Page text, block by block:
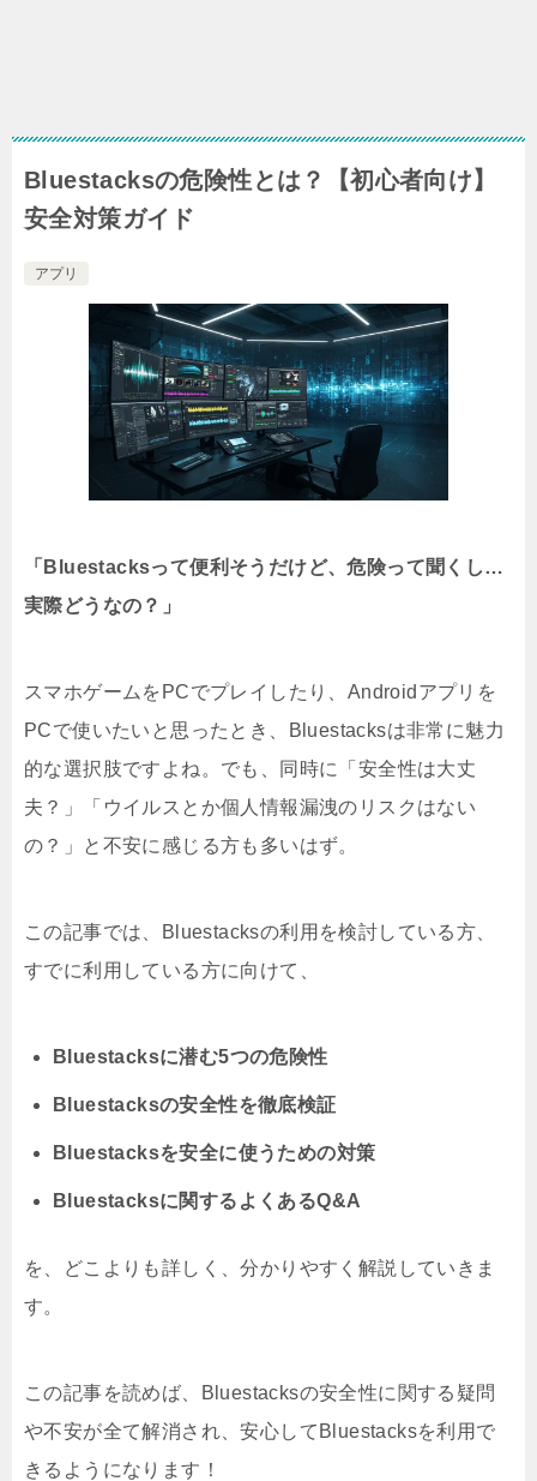
Bluestacksの危険性とは？【初心者向け】
安全対策ガイド
アプリ
「Bluestacksって便利そうだけど、危険って聞くし…
実際どうなの？」
スマホゲームをPCでプレイしたり、Androidアプリを
PCで使いたいと思ったとき、Bluestacksは非常に魅力
的な選択肢ですよね。でも、同時に「安全性は大丈
夫？」「ウイルスとか個人情報漏洩のリスクはない
の？」と不安に感じる方も多いはず。
この記事では、Bluestacksの利用を検討している方、
すでに利用している方に向けて、
Bluestacksに潜む5つの危険性
Bluestacksの安全性を徹底検証
Bluestacksを安全に使うための対策
Bluestacksに関するよくあるQ&A
を、どこよりも詳しく、分かりやすく解説していきま
す。
この記事を読めば、Bluestacksの安全性に関する疑問
や不安が全て解消され、安心してBluestacksを利用で
きるようになります！